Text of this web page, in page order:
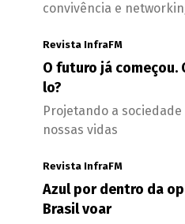
convivência e
Revista InfraFM
O futuro já começou.
lo?
Projetando a
nossas vidas
Revista InfraFM
Azul por dentro da
Brasil voar